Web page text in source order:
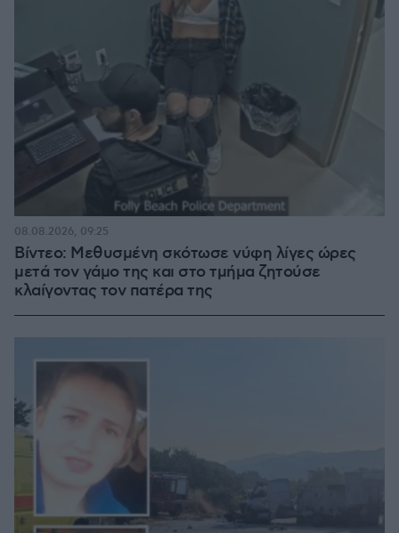
Βίντεο: Μεθυσμένη σκότωσε νύφη λίγες ώρες
μετά τον γάμο της και στο τμήμα ζητούσε
κλαίγοντας τον πατέρα της
08.08.2026, 09:25